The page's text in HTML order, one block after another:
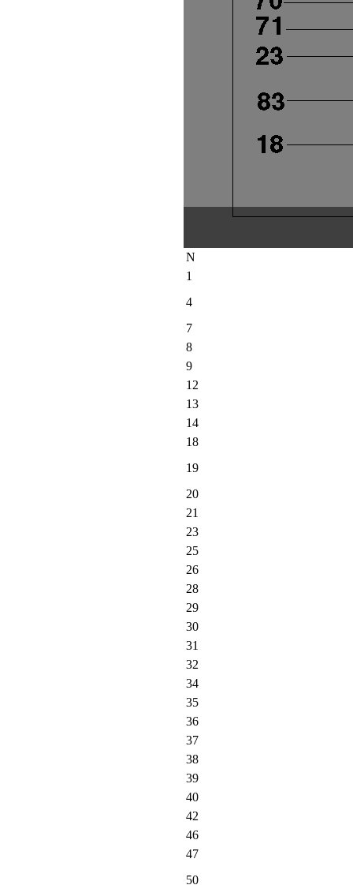
N
1
4
7
8
9
12
13
14
18
19
20
21
23
25
26
28
29
30
31
32
34
35
36
37
38
39
40
42
46
47
50